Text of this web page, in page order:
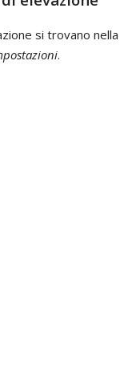
si trovano nella
.